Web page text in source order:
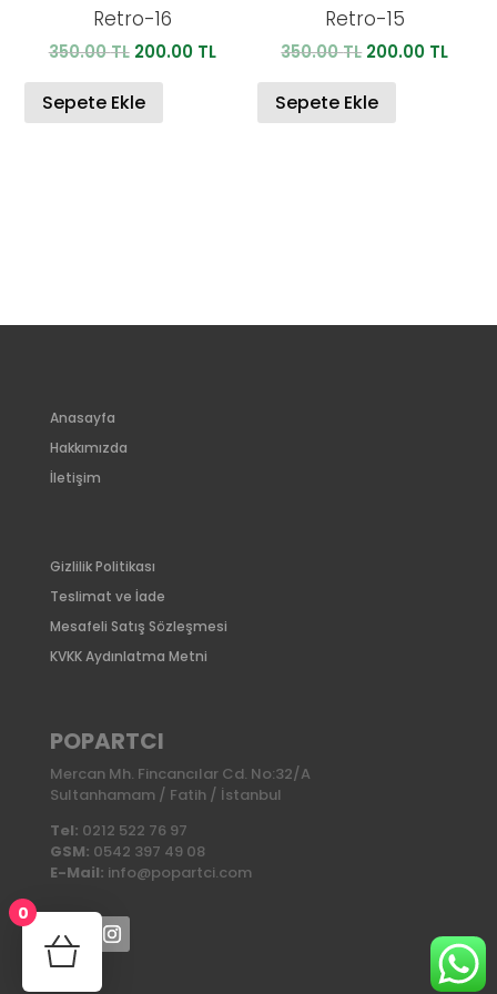
Retro-16
350.00TL Orijinal
350.00 TL.
200.00 TLŞu
200.00 TL.
Sepete Ekle
Retro-15
350.00TL Orijinal
350.00 TL.
200.00 TLŞu
Sepete Ekle
Anasayfa
Hakkımızda
İletişim
Gizlilik Politikası
Teslimat ve İade
Mesafeli Satış Sözleşmesi
KVKK Aydınlatma Metni
POPARTCI
Mercan Mh. Fincancılar Cd. No:32/A
Sultanhamam / Fatih / İstanbul
Tel: 0212 522 76 97
GSM: 0542 397 49 08
E-Mail: info@popartci.com
0